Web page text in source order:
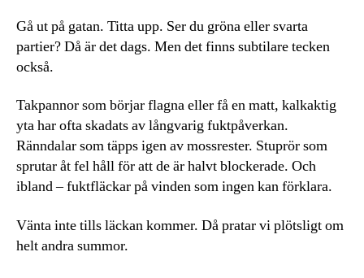
Gå ut på gatan. Titta upp. Ser du gröna eller svarta
partier? Då är det dags. Men det finns subtilare tecken
också.
Takpannor som börjar flagna eller få en matt, kalkaktig
yta har ofta skadats av långvarig fuktpåverkan.
Ränndalar som täpps igen av mossrester. Stuprör som
sprutar åt fel håll för att de är halvt blockerade. Och
ibland – fuktfläckar på vinden som ingen kan förklara.
Vänta inte tills läckan kommer. Då pratar vi plötsligt om
helt andra summor.